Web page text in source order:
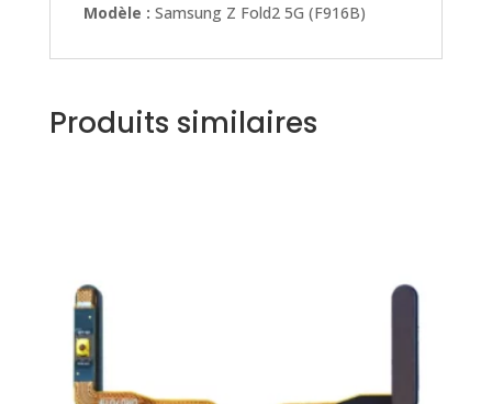
Modèle : Samsung Z Fold2 5G (F916B)
Produits similaires